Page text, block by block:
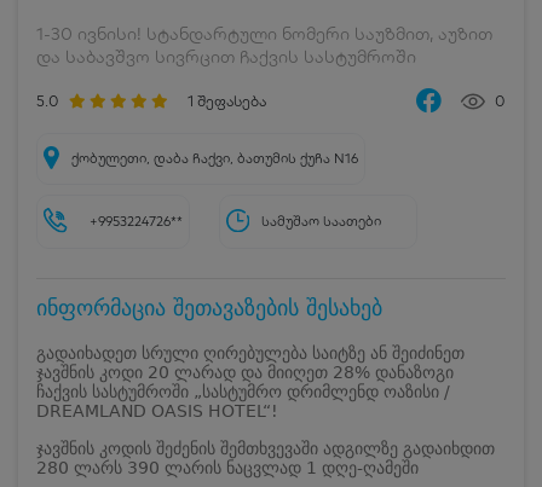
1-30 ივნისი! სტანდარტული ნომერი საუზმით, აუზით
და საბავშვო სივრცით ჩაქვის სასტუმროში
5.0 1 შეფასება 0
ქობულეთი, დაბა ჩაქვი, ბათუმის ქუჩა N16
+9953224726** სამუშაო საათები
ინფორმაცია შეთავაზების შესახებ
გადაიხადეთ სრული ღირებულება საიტზე ან შეიძინეთ
ჯავშნის კოდი 20 ლარად და მიიღეთ 28% დანაზოგი
ჩაქვის სასტუმროში „სასტუმრო დრიმლენდ ოაზისი /
DREAMLAND OASIS HOTEL“!
ჯავშნის კოდის შეძენის შემთხვევაში ადგილზე გადაიხდით
280 ლარს 390 ლარის ნაცვლად 1 დღე-ღამეში